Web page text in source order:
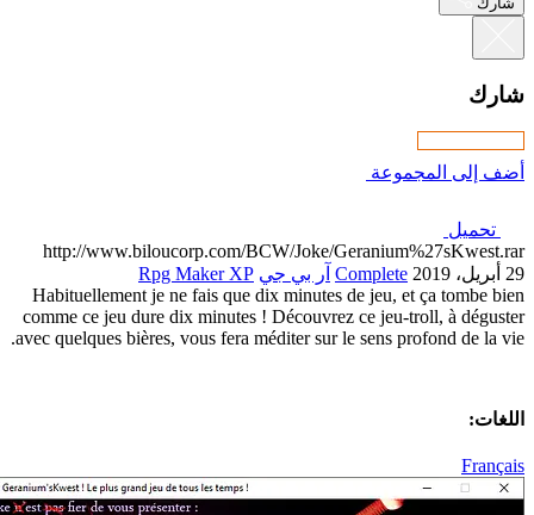
http://www.biloucorp.com/
جي Rpg Maker XP
Habituellement je ne fais que dix
comme ce jeu dure dix minutes !
avec quelques bières, vous fera